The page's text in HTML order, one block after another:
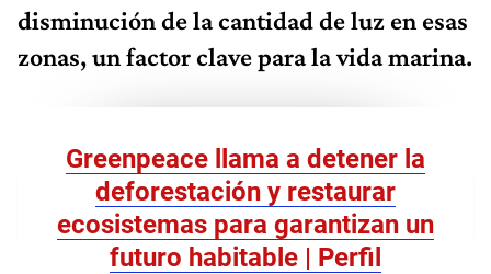
disminución de la cantidad de luz en esas
zonas, un factor clave para la vida marina.
Greenpeace llama a detener la
deforestación y restaurar
ecosistemas para garantizan un
futuro habitable | Perfil